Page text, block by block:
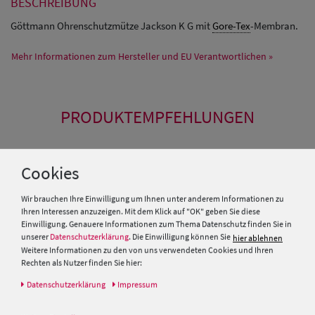
Göttmann Ohrenschutzmütze Jackson K G mit Gore-Tex-Membran.
Mehr Informationen zum Hersteller und EU Verantwortlichen »
PRODUKTEMPFEHLUNGEN
Cookies
Wir brauchen Ihre Einwilligung um Ihnen unter anderem Informationen zu
Ihren Interessen anzuzeigen. Mit dem Klick auf "OK" geben Sie diese
Einwilligung. Genauere Informationen zum Thema Datenschutz finden Sie in
unsererDatenschutzerklärung. Die Einwilligung können Sie hier ablehnen
Weitere Informationen zu den von uns verwendeten Cookies und Ihren
Rechten als Nutzer finden Sie hier:
Daten­schutz­erklärung Impressum